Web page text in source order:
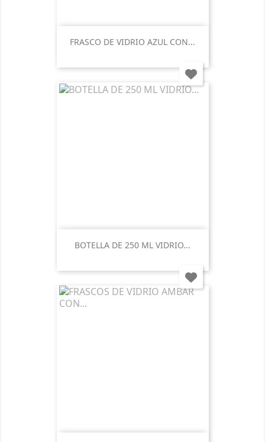
FRASCO DE VIDRIO AZUL CON...
BOTELLA DE 250 ML VIDRIO...